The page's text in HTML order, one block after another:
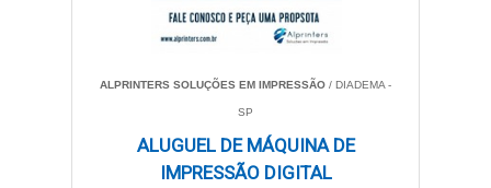
ALPRINTERS SOLUÇÕES EM IMPRESSÃO / DIADEMA -
SP
ALUGUEL DE MÁQUINA DE
IMPRESSÃO DIGITAL